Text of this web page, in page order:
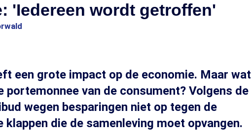
'Iedereen wordt getroffen'
een grote impact op de economie. Maar wat
portemonnee van de consument? Volgens de
wegen besparingen niet op tegen de
klappen die de samenleving moet opvangen.